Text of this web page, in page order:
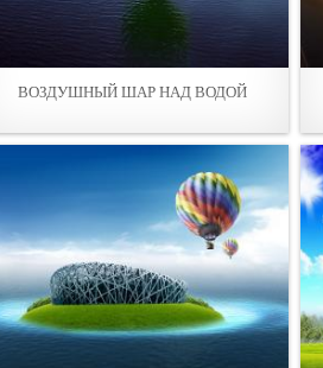
ВОЗДУШНЫЙ ШАР НАД ВОДОЙ